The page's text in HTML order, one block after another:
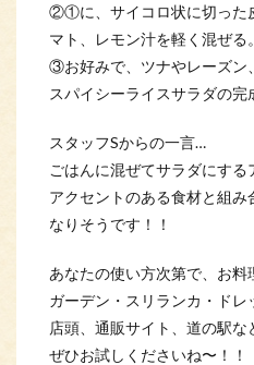
②①に、サイコロ状に切った
マト、レモン汁を軽く混ぜる。
③お好みで、ツナやレーズン
スパイシーライスサラダの完
スタッフSからの一言…
ごはんに混ぜてサラダにす
アクセントのある食材と組み
なりそうです！！
あなたの使い方次第で、お
ガーデン・スリランカ・ドレ
店頭、通販サイト、道の駅
ぜひお試しくださいね〜！！